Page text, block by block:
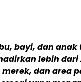
bayi, dan anak
lebih dari
dan area